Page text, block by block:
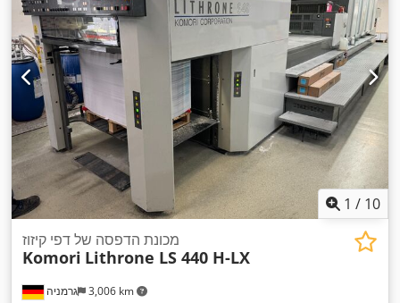
1 / 10
גרמניה 3,006 km
מכונת הדפסה של דפי קיזוז
Komori Lithrone LS 440 H-LX